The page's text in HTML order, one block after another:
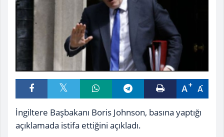
A A
İngiltere Başbakanı Boris Johnson, basına yaptığı
açıklamada istifa ettiğini açıkladı.